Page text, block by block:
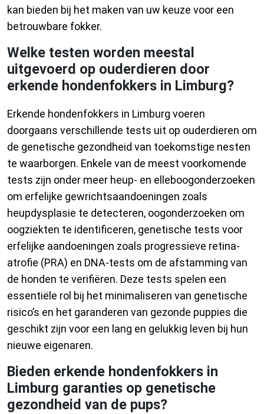
kan bieden bij het maken van uw keuze voor een
betrouwbare fokker.
Welke testen worden meestal
uitgevoerd op ouderdieren door
erkende hondenfokkers in Limburg?
Erkende hondenfokkers in Limburg voeren
doorgaans verschillende tests uit op ouderdieren om
de genetische gezondheid van toekomstige nesten
te waarborgen. Enkele van de meest voorkomende
tests zijn onder meer heup- en elleboogonderzoeken
om erfelijke gewrichtsaandoeningen zoals
heupdysplasie te detecteren, oogonderzoeken om
oogziekten te identificeren, genetische tests voor
erfelijke aandoeningen zoals progressieve retina-
atrofie (PRA) en DNA-tests om de afstamming van
de honden te verifiëren. Deze tests spelen een
essentiële rol bij het minimaliseren van genetische
risico’s en het garanderen van gezonde puppies die
geschikt zijn voor een lang en gelukkig leven bij hun
nieuwe eigenaren.
Bieden erkende hondenfokkers in
Limburg garanties op genetische
gezondheid van de pups?